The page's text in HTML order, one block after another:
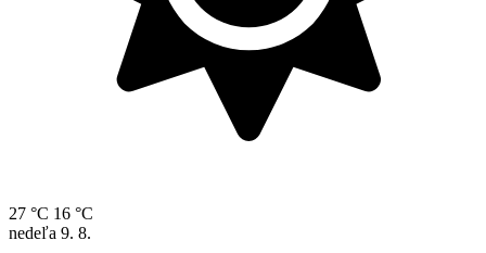
27 °C 16 °C
nedeľa 9. 8.